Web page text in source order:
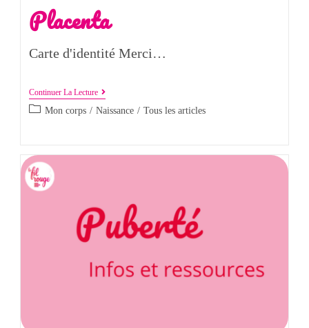
Placenta
Carte d'identité Merci…
Continuer La Lecture
Mon corps / Naissance / Tous les articles